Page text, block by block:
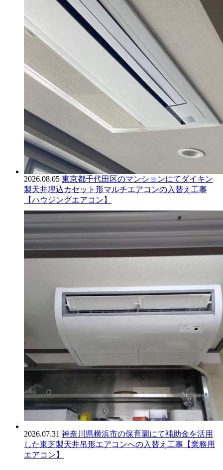
2026.08.05 東京都千代田区のマンションにてダイキン
製天井埋込カセット形マルチエアコンの入替え工事
【ハウジングエアコン】
2026.07.31 神奈川県横浜市の保育園にて補助金を活用
した東芝製天井吊形エアコンへの入替え工事【業務用
エアコン】